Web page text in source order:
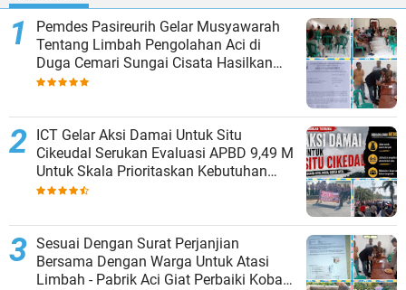
Pemdes Pasireurih Gelar Musyawarah
Tentang Limbah Pengolahan Aci di
Duga Cemari Sungai Cisata Hasilkan
Kesepakatan Tutup Sementara
ICT Gelar Aksi Damai Untuk Situ
Cikeudal Serukan Evaluasi APBD 9,49 M
Untuk Skala Prioritaskan Kebutuhan
Dasar Masyarakat Belum Saat nya
Sesuai Dengan Surat Perjanjian
Bersama Dengan Warga Untuk Atasi
Limbah - Pabrik Aci Giat Perbaiki Kobak